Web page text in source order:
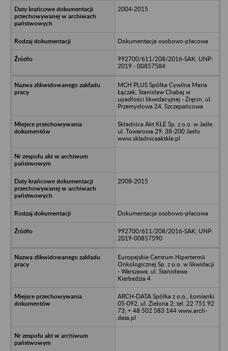
2004-2015
Dokumentacja osobowo-płacowa
992700/611/208/2016-SAK; UNP:
2019 - 00857584
MCH PLUS Spółka Cywilna Maria
Łączak, Stanisław Chabaj w
upadłości likwidacyjnej - Zręcin, ul.
Przemysłowa 24, Szczepańcowa
Składnica Akt KLE Sp. z o.o. w Jaśle,
ul. Towarowa 29; 38-200 Jasło
www.skladnicaaktkle.pl
2008-2015
Dokumentacja osobowo-płacowa
992700/611/208/2016-SAK; UNP:
2019-00857590
Europejskie Centrum Hipertermii
Onkologicznej Sp. z o.o. w likwidacji
- Warszawa, ul. Stanisława
Kierbedzia 4
ARCH-DATA Spółka z o.o., Łomianki
05-092, ul. Zielona 2; tel. 22 751 92
73; + 48 502 583 144 www.arch-
data.pl